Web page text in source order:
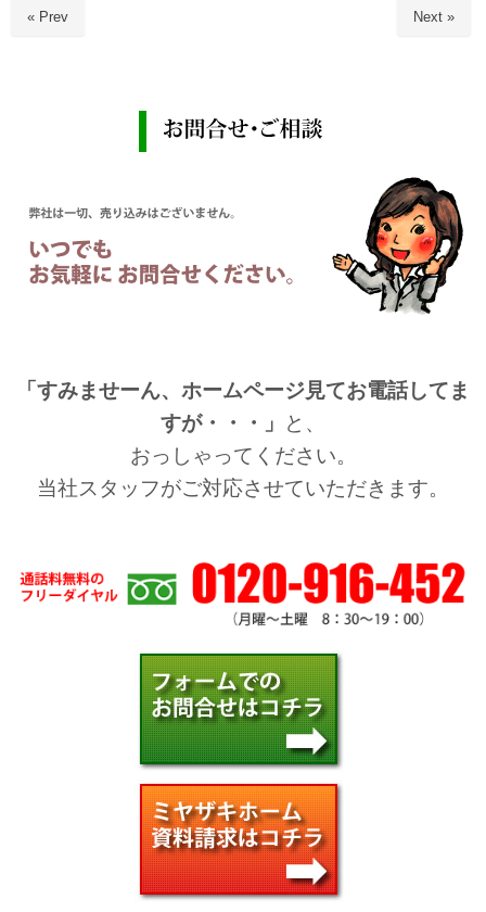
« Prev Next »
「すみませーん、ホームページ見てお電話してま
すが・・・」
と、
おっしゃってください。
当社スタッフがご対応させていただきます。